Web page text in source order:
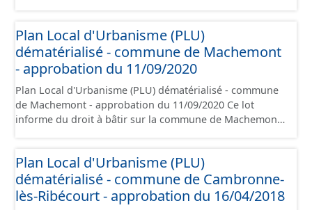
administratives, le rapport de présentation, le PADD, le
règlement (à l'exception des plans de zonages), les
annexes, les orientations d'aménagement et les données
géographiques. Malgré l'attention portée à la création
de ces données, il est rappelé que seuls les documents
papier font foi et sont opposables d'un point de vue
juridique.
Plan Local d'Urbanisme (PLU)
dématérialisé - commune de Machemont
- approbation du 11/09/2020
Plan Local d'Urbanisme (PLU) dématérialisé - commune
de Machemont - approbation du 11/09/2020 Ce lot
informe du droit à bâtir sur la commune de Machemont
administratives, le rapport de présentation, le PADD, le
règlement (à l'exception des plans de zonages), les
annexes, les orientations d'aménagement et les données
Plan Local d'Urbanisme (PLU)
dématérialisé - commune de Cambronne-
lès-Ribécourt - approbation du 16/04/2018